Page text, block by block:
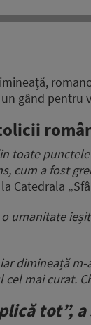
gând pentru
toate
cum a fost
Catedrala
umanitate
dimineață
mai curat.
tot”,